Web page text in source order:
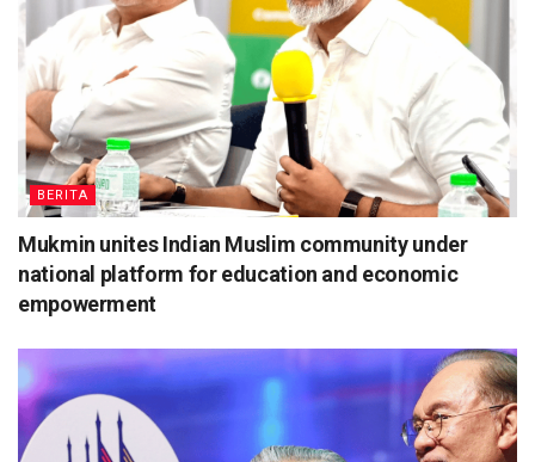
BERITA
Mukmin unites Indian Muslim community under
national platform for education and economic
empowerment